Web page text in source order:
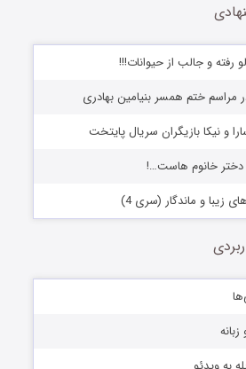
و جالب از حیوانات!!!
مراسم ختم همسر بنیامین بهادری
و نیکا بازیگران سریال پایتخت
خانوم هاست…!
زیبا و ماندگار (سری 4)